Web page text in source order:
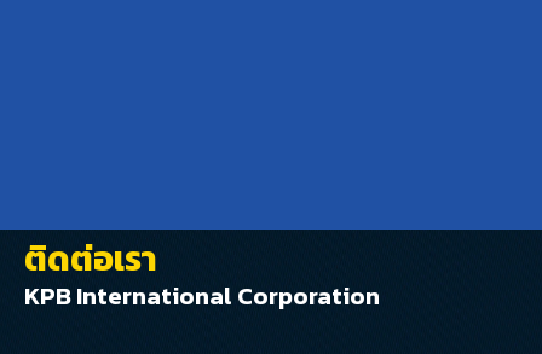
ติดต่อเรา
KPB International Corporation